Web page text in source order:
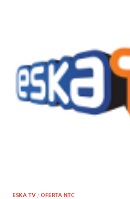
ESKA TV / OFERTA NTC